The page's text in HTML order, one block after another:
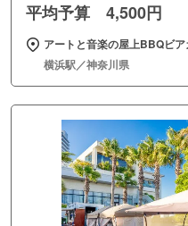
平均予算 4,500円
アートと音楽の屋上BBQビ
横浜駅／神奈川県